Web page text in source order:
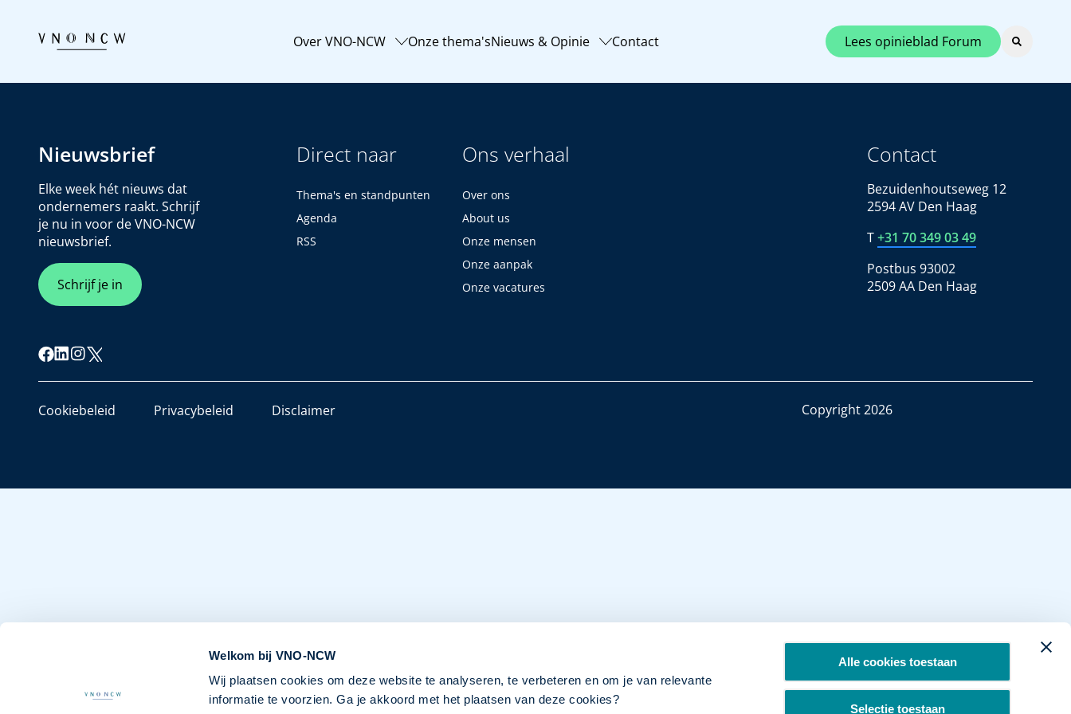
Welkom bij VNO-NCW
Wij plaatsen cookies om deze website te analyseren, te verbeteren en om je van relevante
informatie te voorzien. Ga je akkoord met het plaatsen van deze cookies?
Alle cookies toestaan
Selectie toestaan
Over VNO-NCW Onze thema'sNieuws & Opinie Contact Lees opinieblad Forum
Nieuwsbrief
Elke week hét nieuws dat
ondernemers raakt. Schrijf
je nu in voor de VNO-NCW
nieuwsbrief.
Schrijf je in
Direct naar
Thema's en standpunten
Agenda
RSS
Ons verhaal
Over ons
About us
Onze mensen
Onze aanpak
Onze vacatures
Contact
Bezuidenhoutseweg 12
2594 AV Den Haag
T+31 70 349 03 49
Postbus 93002
2509 AA Den Haag
Cookiebeleid Privacybeleid Disclaimer Copyright 2026